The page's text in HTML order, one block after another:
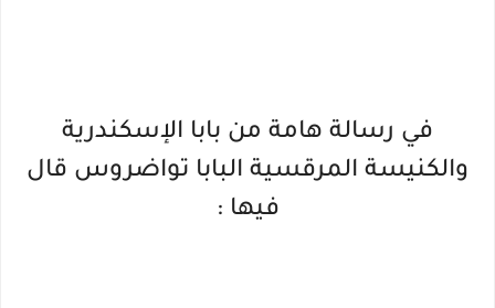
في رسالة هامة من بابا الإسكندرية
والكنيسة المرقسية البابا تواضروس قال
فيها :